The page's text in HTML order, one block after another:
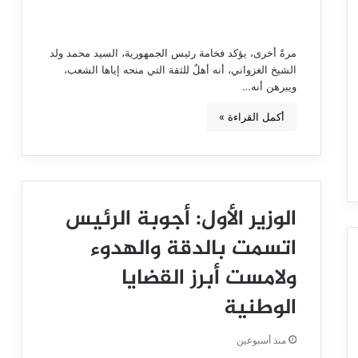
مرةً أخرى، يؤكد فخامة رئيس الجمهورية، السيد محمد ولد
الشيخ الغزواني، أنه أهلٌ للثقة التي منحه إياها الشعب،
ويبرهن أنه…
أكمل القراءة »
الوزير الأول: أجوبة الرئيس
اتسمت بالدقة والهدوء
ولامست أبرز القضايا
الوطنية
منذ أسبوعين